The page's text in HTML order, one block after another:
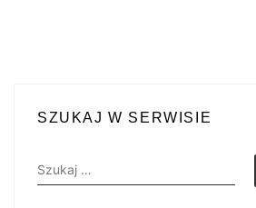
SZUKAJ W SERWISIE
Szukaj: